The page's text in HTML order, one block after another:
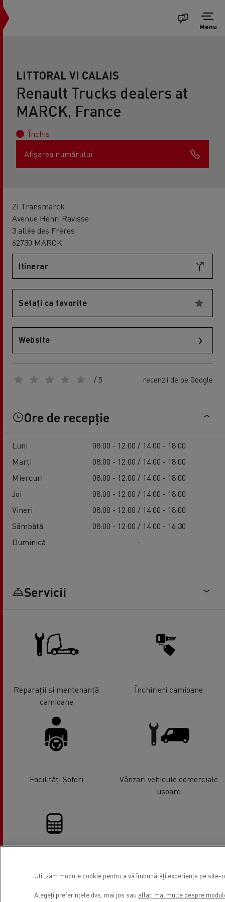
Menu
LITTORAL VI CALAIS
Renault Trucks dealers at
MARCK, France
Închis
Afișarea numărului
ZI Transmarck
Avenue Henri Ravisse
3 allée des Frères
62730 MARCK
Itinerar
Setați ca favorite
Website
/ 5 recenzii de pe Google
Ore de recepție
Luni
08:00 - 12:00 / 14:00 - 18:00
Marți
08:00 - 12:00 / 14:00 - 18:00
Miercuri
08:00 - 12:00 / 14:00 - 18:00
Joi
08:00 - 12:00 / 14:00 - 18:00
Vineri
08:00 - 12:00 / 14:00 - 18:00
Sâmbătă
08:00 - 12:00 / 14:00 - 16:30
Duminică
-
Servicii
Reparații si mentenanță
camioane
Închirieri camioane
Facilități Șoferi
Vânzari vehicule comerciale
ușoare
Utilizăm module cookie pentru a vă îmbunătăți experiența pe
Alegeți preferințele dvs. mai jos sau aflați mai multe despre